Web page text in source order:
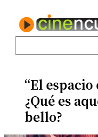
contenido
“El espacio
¿Qué es
bello?